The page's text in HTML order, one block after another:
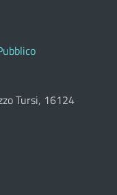
Tursi, 16124